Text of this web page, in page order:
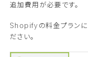
追加費用が必要です。
Shopifyの料金プランに
ださい。